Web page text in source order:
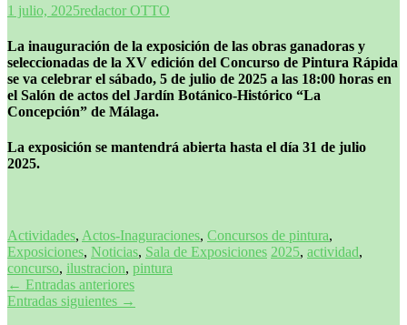
1 julio, 2025redactor OTTO
La inauguración de la exposición de las obras ganadoras y
seleccionadas de la XV edición del Concurso de Pintura Rápida
se va celebrar el sábado, 5 de julio de 2025 a las 18:00 horas en
el Salón de actos del Jardín Botánico-Histórico “La
Concepción” de Málaga.
La exposición se mantendrá abierta hasta el día 31 de julio
2025.
Actividades, Actos-Inaguraciones, Concursos de pintura,
Exposiciones, Noticias, Sala de Exposiciones 2025, actividad,
concurso, ilustracion, pintura
Navegación
de
← Entradas anteriores
Entradas siguientes →